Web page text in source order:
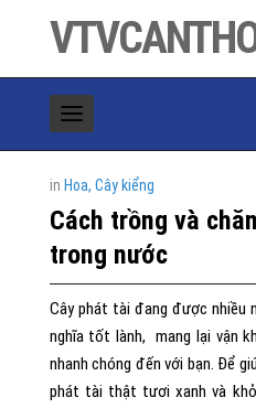
in Hoa, Cây kiểng
Cách trồng và
trong nước
Cây phát tài đang được nhiều
nghĩa tốt lành, mang lại vận
nhanh chóng đến với bạn. Để
phát tài thật tươi xanh và